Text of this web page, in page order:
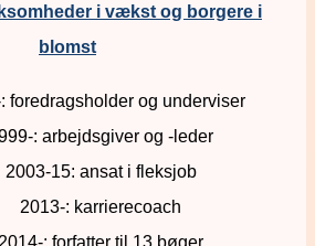
i vækst og borgere i
blomst
foredragsholder og underviser
: arbejdsgiver og -leder
2003-15: ansat i fleksjob
2013-: karrierecoach
2014-: forfatter til 13 bøger